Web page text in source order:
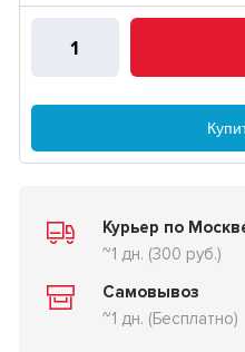
Курьер по
~1 дн. (300 руб.)
Самовывоз
~1 дн. (Бесплатно)